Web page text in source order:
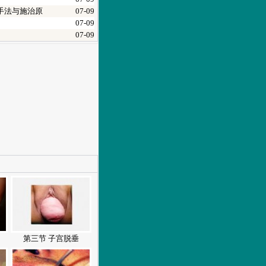
与施治原
07-09
07-09
07-09
第三节 子宫脱垂